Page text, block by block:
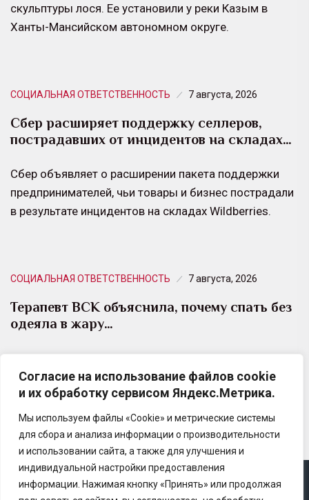
Согласие на использование файлов cookie
и их обработку сервисом Яндекс.Метрика.
Мы используем файлы «Cookie» и метрические системы
для сбора и анализа информации о производительности
и использовании сайта, а также для улучшения и
индивидуальной настройки предоставления
информации. Нажимая кнопку «Принять» или продолжая
скульптуры лося. Ее установили у реки Казым в
Ханты-Мансийском автономном округе.
СОЦИАЛЬНАЯ ОТВЕТСТВЕННОСТЬ 7 августа, 2026
Сбер расширяет поддержку селлеров,
пострадавших от инцидентов на складах…
Сбер объявляет о расширении пакета поддержки
предпринимателей, чьи товары и бизнес пострадали
в результате инцидентов на складах Wildberries.
СОЦИАЛЬНАЯ ОТВЕТСТВЕННОСТЬ 7 августа, 2026
Терапевт ВСК объяснила, почему спать без
одеяла в жару…
С наступлением лета многие люди совершают одну
и ту же ошибку — пытаются спастись от жары,
полностью отказываясь от любого текстиля…
Copyright © 2025 Ассоциация «Некоммерческого